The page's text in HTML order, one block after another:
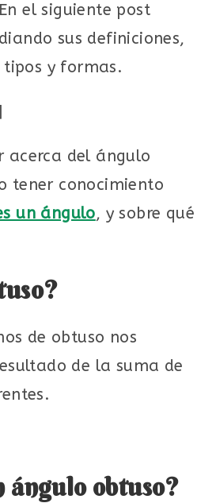
el siguiente post
sus definiciones,
y formas.
acerca del ángulo
tener conocimiento
un ángulo, y sobre qué
de obtuso nos
de la suma de
ángulo obtuso?